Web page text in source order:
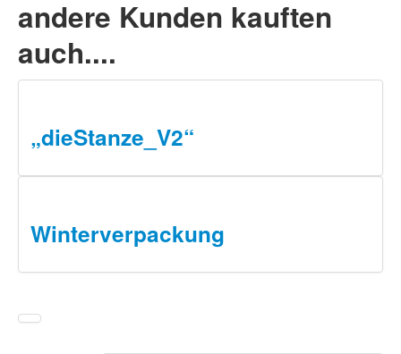
andere Kunden kauften
auch....
„dieStanze_V2“​
Winterverpackung